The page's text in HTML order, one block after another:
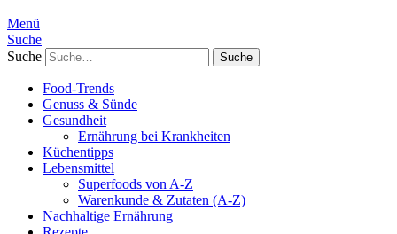
Menü
Suche
Suche
Food-Trends
Genuss & Sünde
Gesundheit
Ernährung bei Krankheiten
Küchentipps
Lebensmittel
Superfoods von A-Z
Warenkunde & Zutaten (A-Z)
Nachhaltige Ernährung